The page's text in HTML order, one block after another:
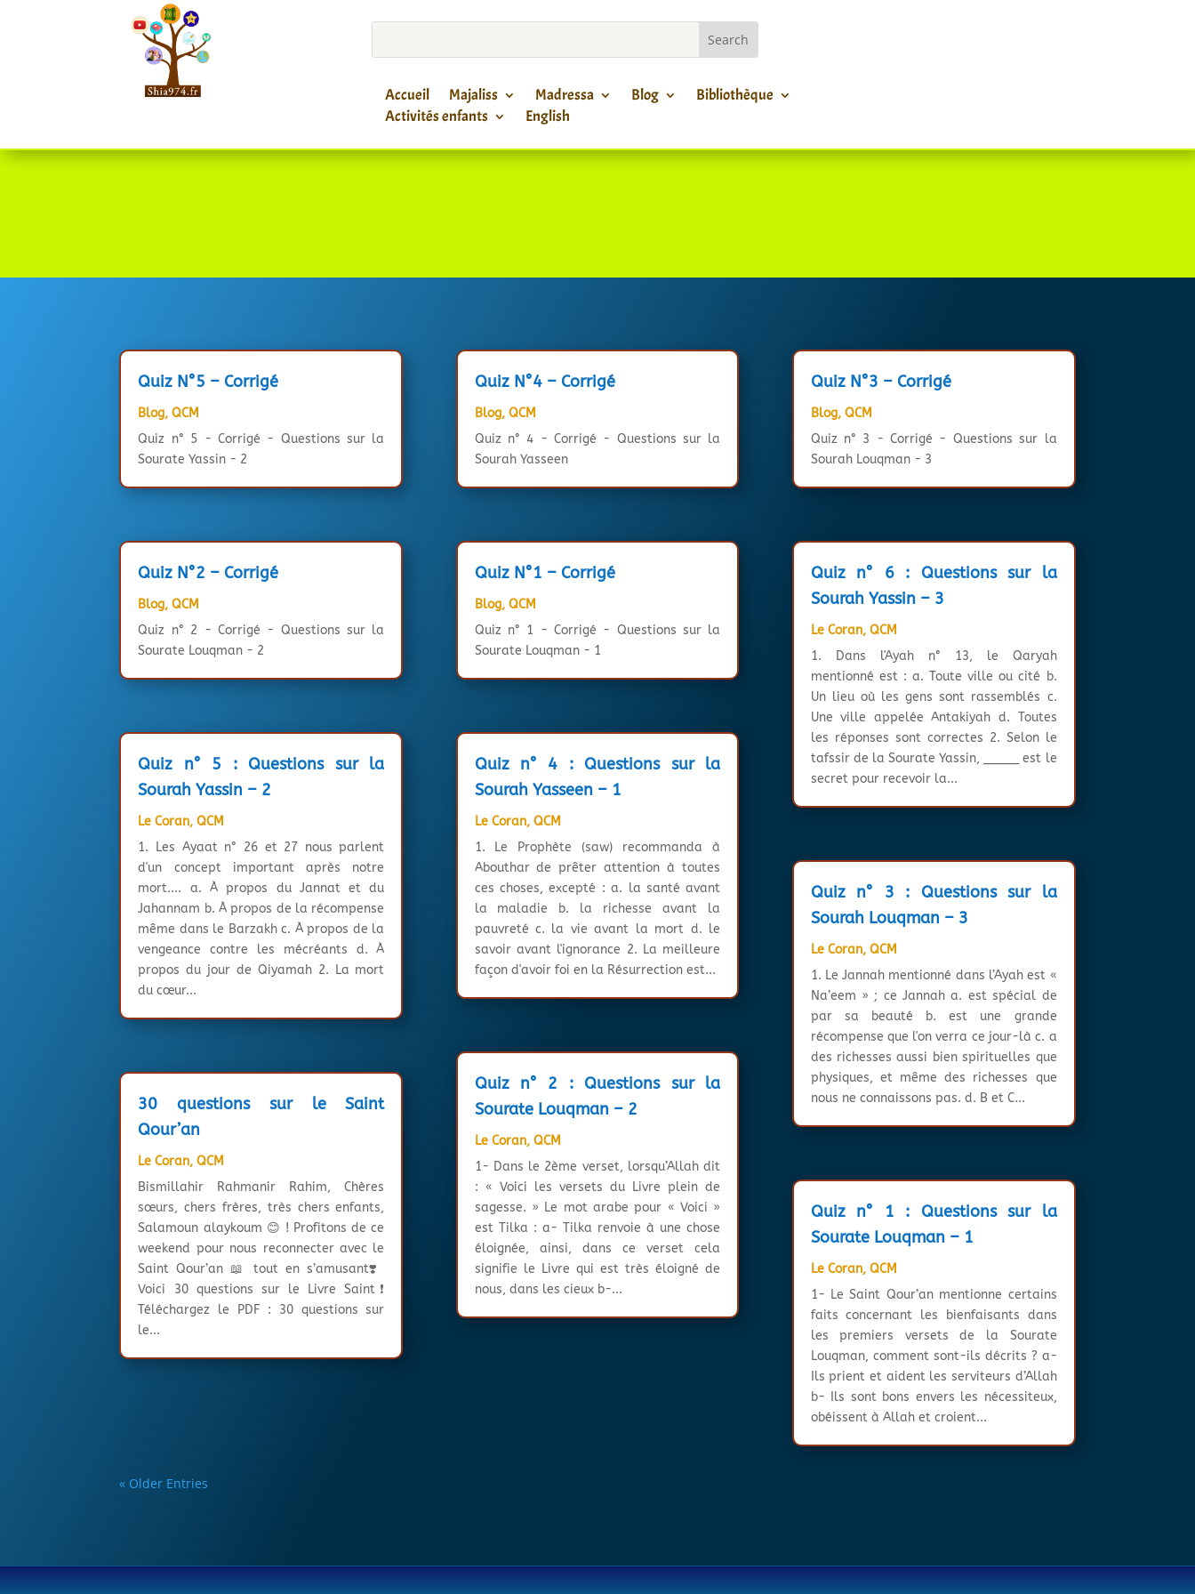
Accueil Majaliss Madressa Blog
Bibliothèque
Activités enfants
English
Quiz N°5 – Corrigé
Blog,QCM
Quiz n° 5 - Corrigé - Questions sur la
Sourate Yassin - 2
Quiz N°2 – Corrigé
Blog,QCM
Quiz n° 2 - Corrigé - Questions sur la
Sourate Louqman - 2
Quiz n° 5 : Questions sur la
Sourah Yassin – 2
Le Coran,QCM
1. Les Ayaat n° 26 et 27 nous parlent
d'un concept important après notre
mort.... a. À propos du Jannat et du
Jahannam b. À propos de la récompense
même dans le Barzakh c. À propos de la
vengeance contre les mécréants d. À
propos du jour de Qiyamah 2. La mort
du cœur...
30 questions sur le Saint
Qour’an
Le Coran,QCM
Bismillahir Rahmanir Rahim, Chères
sœurs, chers frères, très chers enfants,
Salamoun alaykoum 😊 ! Profitons de ce
weekend pour nous reconnecter avec le
Saint Qour’an 📖 tout en s’amusant❣️
Voici 30 questions sur le Livre Saint❗
Téléchargez le PDF : 30 questions sur
le...
Quiz N°4 – Corrigé
Blog, QCM
Quiz n° 4 - Corrigé - Questions sur la
Sourah Yasseen
Quiz N°1 – Corrigé
Blog, QCM
Quiz n° 1 - Corrigé - Questions sur la
Sourate Louqman - 1
Quiz n° 4 : Questions sur la
Sourah Yasseen – 1
Le Coran, QCM
1. Le Prophète (saw) recommanda à
Abouthar de prêter attention à toutes
ces choses, excepté : a. la santé avant
la maladie b. la richesse avant la
pauvreté c. la vie avant la mort d. le
savoir avant l'ignorance 2. La meilleure
façon d'avoir foi en la Résurrection est...
Quiz n° 2 : Questions sur la
Sourate Louqman – 2
Le Coran, QCM
1- Dans le 2ème verset, lorsqu’Allah dit
: « Voici les versets du Livre plein de
sagesse. » Le mot arabe pour « Voici »
est Tilka : a- Tilka renvoie à une chose
éloignée, ainsi, dans ce verset cela
signifie le Livre qui est très éloigné de
nous, dans les cieux b-...
Quiz N°3 – Corrigé
Blog, QCM
Quiz n° 3 - Corrigé - Questions sur la
Sourah Louqman - 3
Quiz n° 6 : Questions sur la
Sourah Yassin – 3
Le Coran, QCM
1. Dans l'Ayah n° 13, le Qaryah
mentionné est : a. Toute ville ou cité b.
Un lieu où les gens sont rassemblés c.
Une ville appelée Antakiyah d. Toutes
les réponses sont correctes 2. Selon le
tafssir de la Sourate Yassin, _____ est le
secret pour recevoir la...
Quiz n° 3 : Questions sur la
Sourah Louqman – 3
Le Coran, QCM
1. Le Jannah mentionné dans l’Ayah est «
Na’eem » ; ce Jannah a. est spécial de
par sa beauté b. est une grande
récompense que l'on verra ce jour-là c. a
des richesses aussi bien spirituelles que
physiques, et même des richesses que
nous ne connaissons pas. d. B et C...
Quiz n° 1 : Questions sur la
Sourate Louqman – 1
Le Coran, QCM
1- Le Saint Qour’an mentionne certains
faits concernant les bienfaisants dans
les premiers versets de la Sourate
Louqman, comment sont-ils décrits ? a-
Ils prient et aident les serviteurs d’Allah
b- Ils sont bons envers les nécessiteux,
obéissent à Allah et croient...
« Older Entries